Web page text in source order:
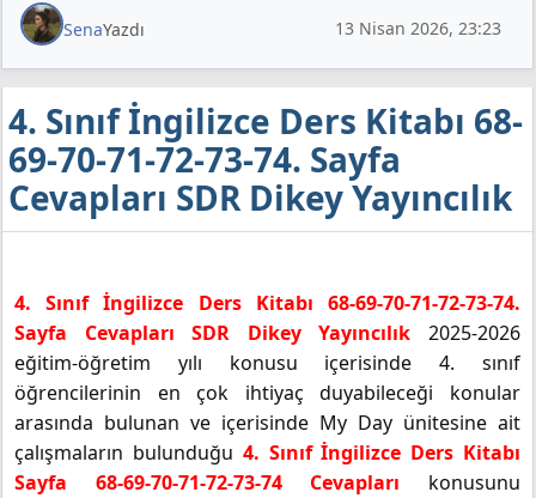
SenaYazdı 13 Nisan 2026, 23:23
4. Sınıf İngilizce Ders Kitabı 68-
69-70-71-72-73-74. Sayfa
Cevapları SDR Dikey Yayıncılık
4. Sınıf İngilizce Ders Kitabı 68-69-70-71-72-73-74.
Sayfa Cevapları SDR Dikey Yayıncılık 2025-2026
eğitim-öğretim yılı konusu içerisinde 4. sınıf
öğrencilerinin en çok ihtiyaç duyabileceği konular
arasında bulunan ve içerisinde My Day ünitesine ait
çalışmaların bulunduğu 4. Sınıf İngilizce Ders Kitabı
Sayfa 68-69-70-71-72-73-74 Cevapları konusunu